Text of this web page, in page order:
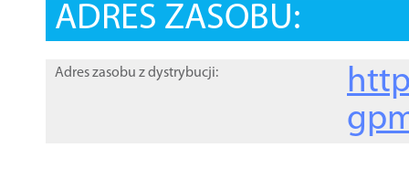
ADRES ZASOBU:
Adres zasobu z dystrybucji: